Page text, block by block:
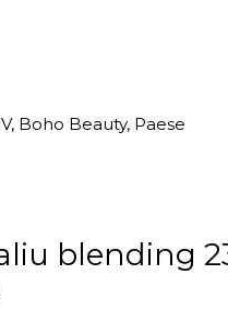
Boho Beauty, Paese
blending